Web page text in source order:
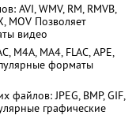
AVI, WMV, RM, RMVB,
MOV Позволяет
видео
M4A, MA4, FLAC, APE,
форматы
JPEG, BMP, GIF,
графические